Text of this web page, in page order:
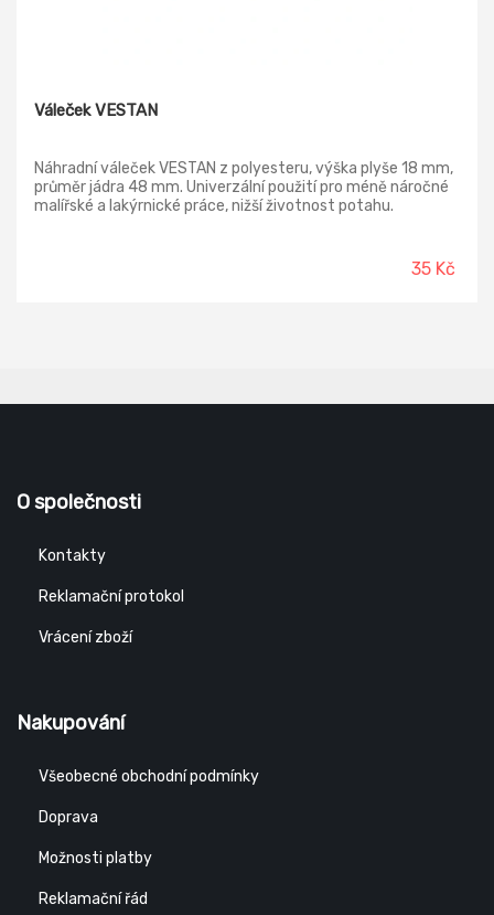
Váleček VESTAN
Náhradní váleček VESTAN z polyesteru, výška plyše 18 mm,
průměr jádra 48 mm. Univerzální použití pro méně náročné
malířské a lakýrnické práce, nižší životnost potahu.
35 Kč
O společnosti
Kontakty
Reklamační protokol
Vrácení zboží
Nakupování
Všeobecné obchodní podmínky
Doprava
Možnosti platby
Reklamační řád